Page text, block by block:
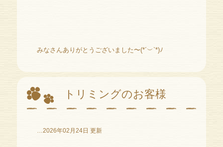
みなさんありがとうございました〜(*´︶`*)ﾉ
トリミングのお客様
…2026年02月24日 更新